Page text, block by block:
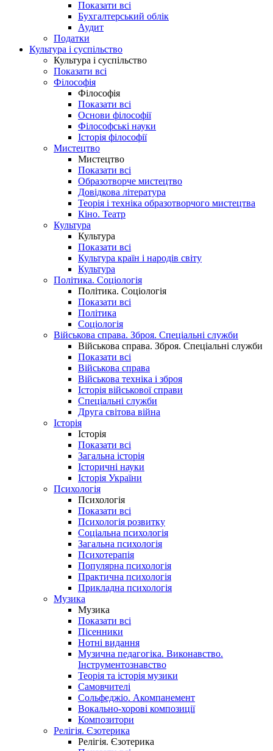
Показати всі
Бухгалтерський облік
Аудит
Податки
Культура і суспільство
Культура і суспільство
Показати всі
Філософія
Філософія
Показати всі
Основи філософії
Філософські науки
Історія філософії
Мистецтво
Мистецтво
Показати всі
Образотворче мистецтво
Довідкова література
Теорія і техніка образотворчого мистецтва
Кіно. Театр
Культура
Культура
Показати всі
Культура країн і народів світу
Культура
Політика. Соціологія
Політика. Соціологія
Показати всі
Політика
Соціологія
Військова справа. Зброя. Спеціальні служби
Військова справа. Зброя. Спеціальні служби
Показати всі
Військова справа
Військова техніка і зброя
Історія військової справи
Спеціальні служби
Друга світова війна
Історія
Історія
Показати всі
Загальна історія
Історичні науки
Історія України
Психологія
Психологія
Показати всі
Психологія розвитку
Соціальна психологія
Загальна психологія
Психотерапія
Популярна психологія
Практична психологія
Прикладна психологія
Музика
Музика
Показати всі
Пісенники
Нотні видання
Музична педагогіка. Виконавство.
Інструментознавство
Теорія та історія музики
Самовчителі
Сольфеджіо. Акомпанемент
Вокально-хорові композиції
Композитори
Релігія. Єзотерика
Релігія. Єзотерика